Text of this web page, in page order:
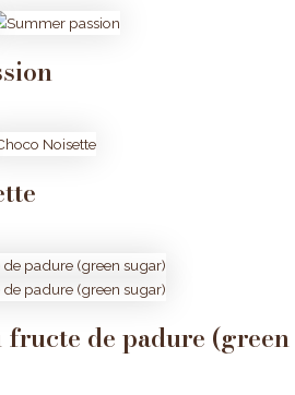
de padure (green